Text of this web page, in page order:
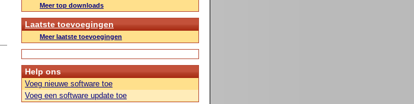
Meer top downloads
Laatste toevoegingen
Meer laatste toevoegingen
Help ons
Voeg nieuwe software toe
Voeg een software update toe